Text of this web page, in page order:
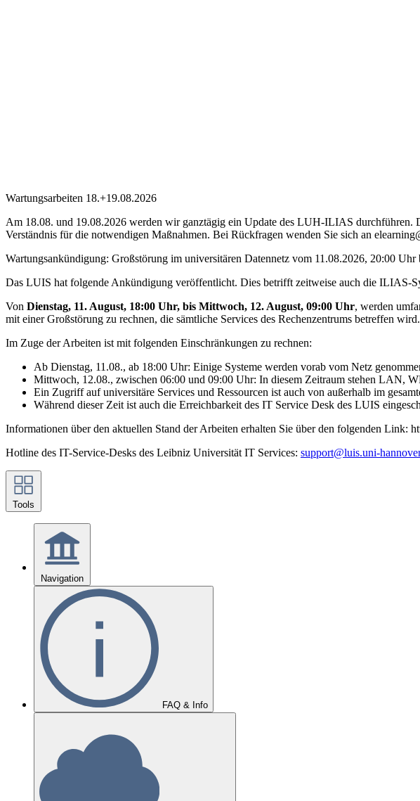
Wartungsarbeiten 18.+19.08.2026
Am 18.08. und 19.08.2026 werden wir ganztägig ein Update des LUH-ILIAS durchführen.
Verständnis für die notwendigen Maßnahmen. Bei Rückfragen wenden Sie sich an
Wartungsankündigung: Großstörung im universitären Datennetz vom 11.08.2026, 20:00
Das LUIS hat folgende Ankündigung veröffentlicht. Dies betrifft zeitweise auch die ILIAS-
Von Dienstag, 11. August, 18:00 Uhr, bis Mittwoch, 12. August, 09:00 Uhr, werden
mit einer Großstörung zu rechnen, die sämtliche Services des Rechenzentrums betreffen wird.
Im Zuge der Arbeiten ist mit folgenden Einschränkungen zu rechnen:
Ab Dienstag, 11.08., ab 18:00 Uhr: Einige Systeme werden vorab vom Netz
Mittwoch, 12.08., zwischen 06:00 und 09:00 Uhr: In diesem Zeitraum stehen LAN,
Ein Zugriff auf universitäre Services und Ressourcen ist auch von außerhalb im
Während dieser Zeit ist auch die Erreichbarkeit des IT Service Desk des LUIS
Informationen über den aktuellen Stand der Arbeiten erhalten Sie über den folgenden Link:
Hotline des IT-Service-Desks des Leibniz Universität IT Services: support@luis.uni-
Tools
Navigation
FAQ & Info